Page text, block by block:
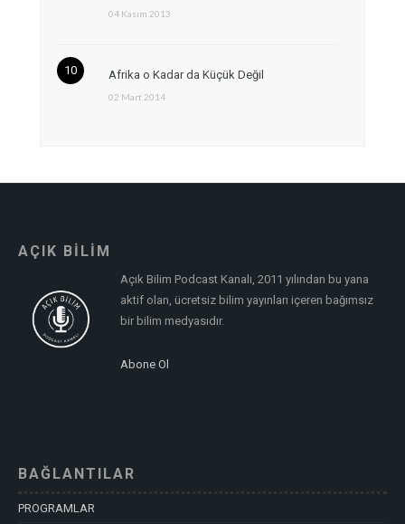
04 Kasım 2013
Afrika o Kadar da Küçük Değil
02 Mart 2014
AÇIK BİLİM
Açık Bilim Podcast Kanalı, 2011 yılından bu yana
aktif olan, ücretsiz bilim yayınları içeren bağımsız
bir bilim medyasıdır.
Abone Ol
BAĞLANTILAR
PROGRAMLAR